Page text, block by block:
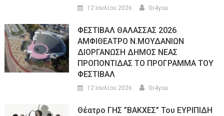
12 Ιουλίου 2026 Gr4you
ΦΕΣΤΙΒΑΛ ΘΑΛΑΣΣΑΣ 2026
ΑΜΦΙΘΕΑΤΡΟ Ν.ΜΟΥΔΑΝΙΩΝ
ΔΙΟΡΓΑΝΩΣΗ ΔΗΜΟΣ ΝΕΑΣ
ΠΡΟΠΟΝΤΙΔΑΣ ΤΟ ΠΡΟΓΡΑΜΜΑ ΤΟΥ
ΦΕΣΤΙΒΑΛ
12 Ιουλίου 2026 Gr4you
Θέατρο ΓΗΣ ”ΒΑΚΧΕΣ” Του ΕΥΡΙΠΙΔΗ